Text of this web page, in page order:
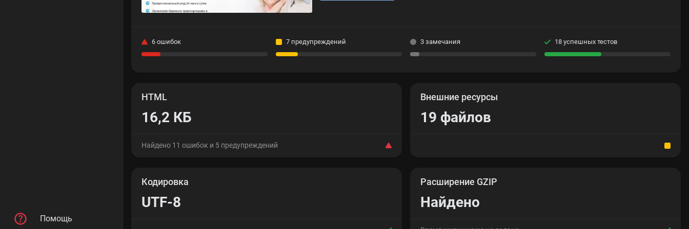
Помощь
6 ошибок 7 предупреждений 3 замечания 18 успешных тестов
HTML
16,2 КБ
Найдено 11 ошибок и 5 предупреждений
Внешние ресурсы
19 файлов
Кодировка
UTF-8
Расширение GZIP
Найдено